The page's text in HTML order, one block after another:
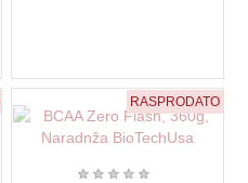
RASPRODATO
★ ★ ★ ★ ★